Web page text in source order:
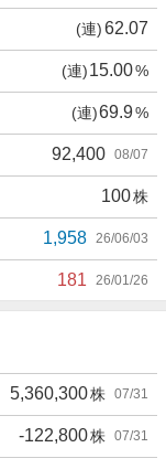
(連)62.07
(連)15.00%
(連)69.9%
92,400 08/07
100株
1,958 26/06/03
181 26/01/26
5,360,300株 07/31
-122,800株 07/31